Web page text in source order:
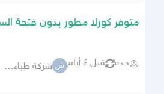
متوفر كورلا مطور بدون فتحة السعر86500 موديل
جده قبل ٤ أيام ش شركة ظباء للسيارات